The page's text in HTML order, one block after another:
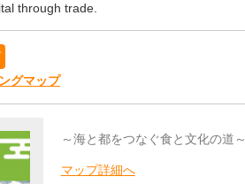
through trade.
グマップ
～海と都をつなぐ食と文化の道～
マップ詳細へ